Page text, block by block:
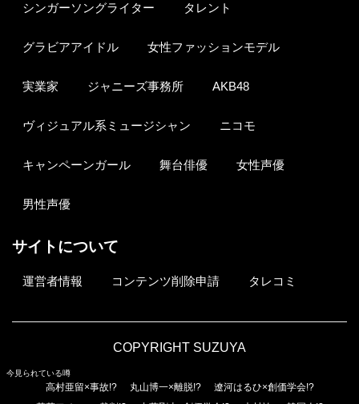
シンガーソングライター タレント
グラビアアイドル 女性ファッションモデル
実業家 ジャニーズ事務所 AKB48
ヴィジュアル系ミュージシャン ニコモ
キャンペーンガール 舞台俳優 女性声優
男性声優
サイトについて
運営者情報 コンテンツ削除申請 タレコミ
COPYRIGHT SUZUYA
今見られている噂
高村亜留×事故!? 丸山博一×離脱!?
遼河はるひ×創価学会!?